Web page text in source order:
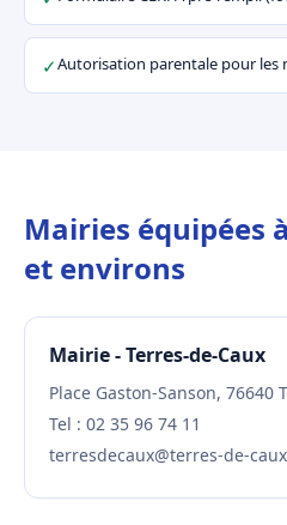
✓Autorisation parentale pour les
Mairies équipées
et environs
Mairie - Terres-de-Caux
Place Gaston-Sanson, 76640
Tel : 02 35 96 74 11
terresdecaux@terres-de-